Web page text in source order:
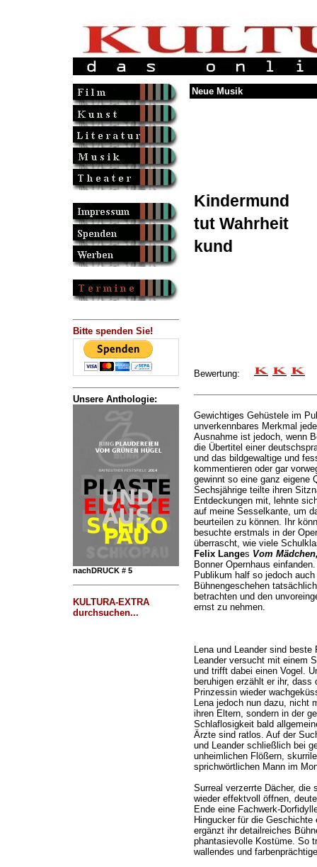
Bitte spenden Sie!
Unsere Anthologie:
nachDRUCK # 5
KULTURA-EXTRA
durchsuchen...
Neue Musik
Kindermund
tut Wahrheit
kund
Bewertung:
Gewichtiges Gehüstele im
unverkennbares Merkmal
Ausnahme ist jedoch, wenn
die Übertitel einer
und das bildgewaltige und
kommentieren oder gar
gewinnt so eine ganz eigene
Sechsjährige teilte ihren
Entdeckungen mit, lehnte
auf meine Sesselkante, um
beurteilen zu können. Ihr
besuchte erstmals in der
überrascht, wie viele
Felix Langes Vom
Bonner Opernhaus
Publikum half so jedoch
Bühnengeschehen
betrachten und den
ernst zu nehmen.
Lena und Leander sind beste
Leander versucht mit einem
und trifft dabei einen Vogel.
beruhigen erzählt er ihr,
Prinzessin wieder
Lena jedoch nun dazu, nicht
ihren Eltern, sondern in der
Schlaflosigkeit bald
Ärzte sind ratlos. Auf der
und Leander schließlich bei
unheimlichen Flößern,
sprichwörtlichen Mann im
Surreal verzerrte Dächer, die
wieder effektvoll öffnen,
Ende eine Fachwerk-
Hingucker für die
ergänzt ihr detailreiches
phantasievolle Kostüme. So
wallendes und